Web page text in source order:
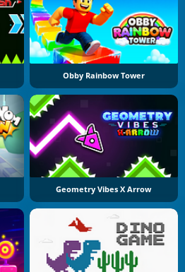
Obby Rainbow Tower
Geometry Vibes X Arrow